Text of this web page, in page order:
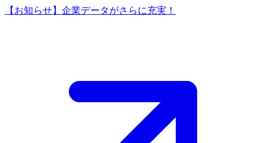
【お知らせ】企業データがさらに充実！